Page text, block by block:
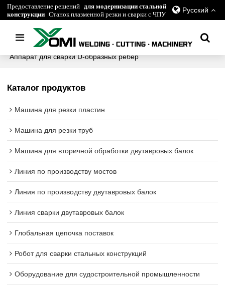
Предоставление решений для модернизации стальной
конструкции Станок плазменной резки и сварки с ЧПУ Русский
Главная / все / Линия по производству мостов /
Аппарат для сварки U-образных ребер
Каталог продуктов
Машина для резки пластин
Машина для резки труб
Машина для вторичной обработки двутавровых балок
Линия по производству мостов
Линия по производству двутавровых балок
Линия сварки двутавровых балок
Глобальная цепочка поставок
Робот для сварки стальных конструкций
Оборудование для судостроительной промышленности